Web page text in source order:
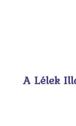
A Lélek